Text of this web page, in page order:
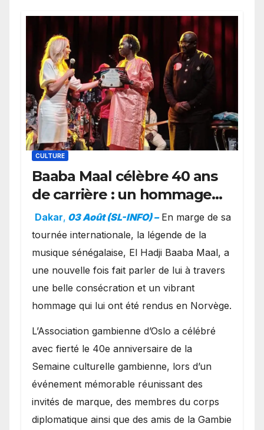
CULTURE
Baaba Maal célèbre 40 ans
de carrière : un hommage
exceptionnel à Oslo en
présence de la famille
royale.
Dakar, 03 Août (SL-INFO) – ​En marge de sa
tournée internationale, la légende de la
musique sénégalaise, El Hadji Baaba Maal, a
une nouvelle fois fait parler de lui à travers
une belle consécration et un vibrant
hommage qui lui ont été rendus en Norvège.
​L’Association gambienne d’Oslo a célébré
avec fierté le 40e anniversaire de la
Semaine culturelle gambienne, lors d’un
événement mémorable réunissant des
invités de marque, des membres du corps
diplomatique ainsi que des amis de la Gambie